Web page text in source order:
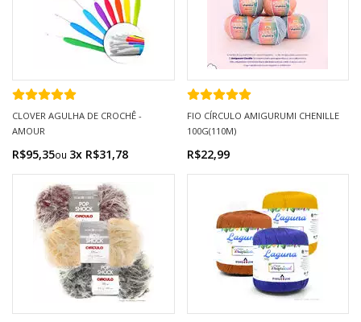
CLOVER AGULHA DE CROCHÊ -
AMOUR
R$95,35 3x R$31,78
FIO CÍRCULO AMIGURUMI CHENILLE
100G(110M)
R$22,99